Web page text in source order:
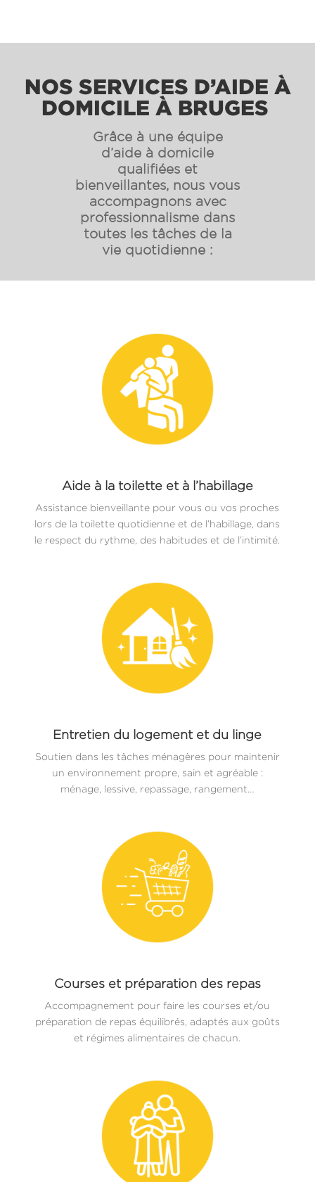
NOS SERVICES D’AIDE À
DOMICILE À BRUGES
Grâce à une équipe
d’aide à domicile
qualifiées et
bienveillantes, nous vous
accompagnons avec
professionnalisme dans
toutes les tâches de la
vie quotidienne :
Aide à la toilette et à l’habillage
Assistance bienveillante pour vous ou vos proches
lors de la toilette quotidienne et de l’habillage, dans
le respect du rythme, des habitudes et de l’intimité.
Entretien du logement et du linge
Soutien dans les tâches ménagères pour maintenir
un environnement propre, sain et agréable :
ménage, lessive, repassage, rangement…
Courses et préparation des repas
Accompagnement pour faire les courses et/ou
préparation de repas équilibrés, adaptés aux goûts
et régimes alimentaires de chacun.